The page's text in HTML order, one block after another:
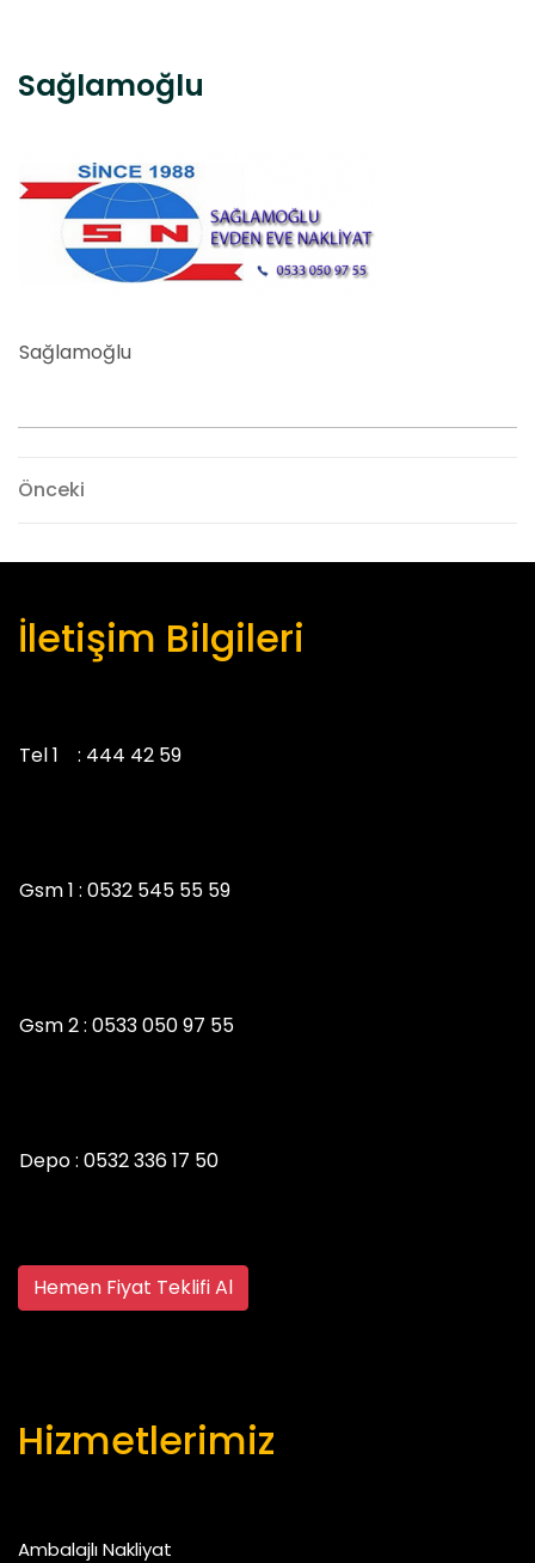
Sağlamoğlu
Sağlamoğlu
Yazı
Önceki
Önceki
İletişim Bilgileri
Tel 1 : 444 42 59
Gsm 1 : 0532 545 55 59
Gsm 2 : 0533 050 97 55
Depo : 0532 336 17 50
Hemen Fiyat Teklifi Al
Hizmetlerimiz
Ambalajlı Nakliyat